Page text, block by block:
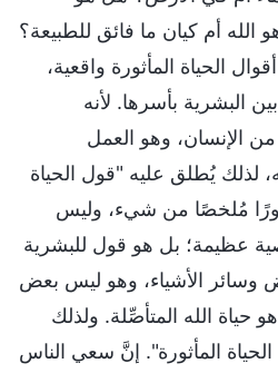
أم كيان ما فائق للطبيعة؟
الحياة المأثورة واقعية،
البشرية بأسرها. لأنه
الإنسان، وهو العمل
لذلك يُطلق عليه "قول الحياة
مُلخصًا من شيء، وليس
عظيمة؛ بل هو قول للبشرية
وسائر الأشياء، وهو ليس بعض
حياة الله المتأصِّلة. ولذلك
المأثورة". إنَّ سعي الناس